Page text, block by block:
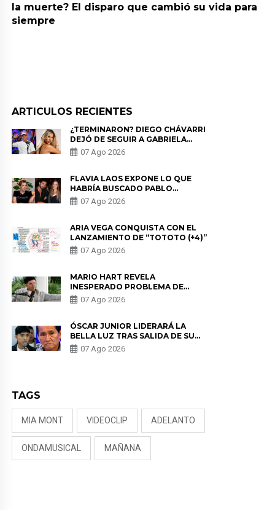
la muerte? El disparo que cambió su vida para
siempre
ARTICULOS RECIENTES
¿TERMINARON? DIEGO CHÁVARRI
DEJÓ DE SEGUIR A GABRIELA
HERRERA Y ANUNCIA SU SALIDA
DE PÓDCAST
07 Ago 2026
FLAVIA LAOS EXPONE LO QUE
HABRÍA BUSCADO PABLO
HEREDIA CON ALE FULLER: “UNA
DE LAS PARTES QUERÍA EL
07 Ago 2026
ARIA VEGA CONQUISTA CON EL
LANZAMIENTO DE “TOTOTO (+4)”
07 Ago 2026
MARIO HART REVELA
INESPERADO PROBLEMA DE
SALUD ANTES DE SEPARARSE DE
KORINA: “ME ENCONTRARON UN
07 Ago 2026
ÓSCAR JUNIOR LIDERARÁ LA
BELLA LUZ TRAS SALIDA DE SU
PADRE POR POLÉMICA CON
NALDY SALDAÑA
07 Ago 2026
TAGS
MIA MONT VIDEOCLIP ADELANTO
ONDAMUSICAL MAÑANA